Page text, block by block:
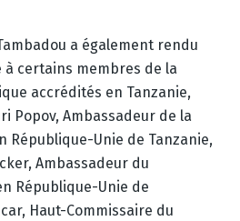
a également rendu
certains membres de la
accrédités en Tanzanie,
Popov, Ambassadeur de la
République-Unie de Tanzanie,
Ambassadeur du
République-Unie de
Haut-Commissaire du